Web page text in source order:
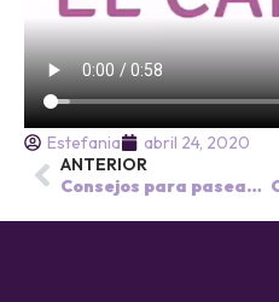
Estefania
abril 24, 2020
ANTERIOR
Consejos para pasear a tu mascota durante el Estado de Alarma.